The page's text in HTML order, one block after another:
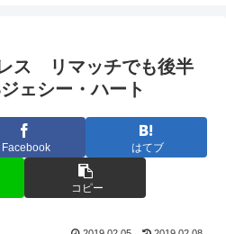
ス リマッチでも後半
ェシー・ハート
Facebook はてブ
コピー